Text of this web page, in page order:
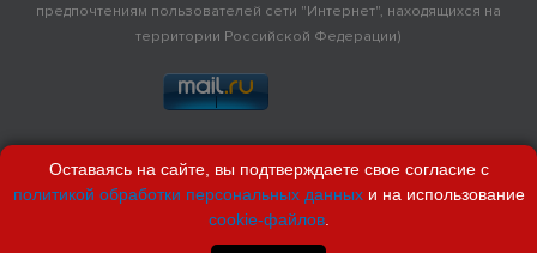
предпочтениям пользователей сети "Интернет", находящихся на
территории Российской Федерации)
Оставаясь на сайте, вы подтверждаете свое согласие с
политикой обработки персональных данныхи на использование
cookie-файлов.